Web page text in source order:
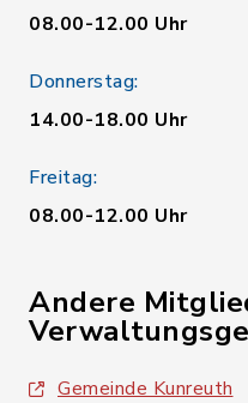
08.00-12.00 Uhr
Donnerstag:
14.00-18.00 Uhr
Freitag:
08.00-12.00 Uhr
Andere
Gemeinde Kunreuth